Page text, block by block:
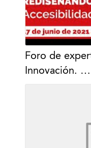
Foro de
Innovación. …